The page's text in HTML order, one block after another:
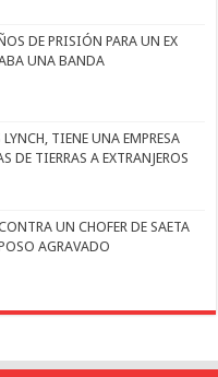
DE PRISIÓN PARA UN EX
UNA BANDA
TIENE UNA EMPRESA
DE TIERRAS A EXTRANJEROS
UN CHOFER DE SAETA
AGRAVADO